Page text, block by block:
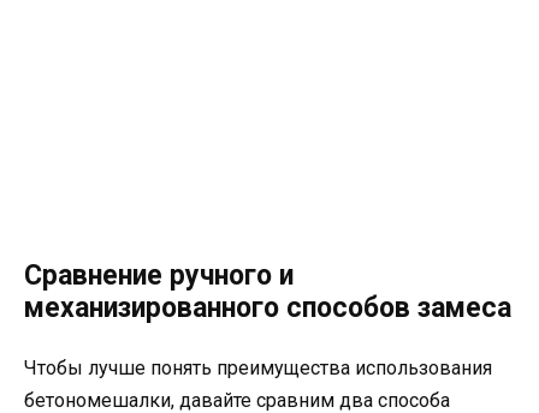
Сравнение ручного и
механизированного способов замеса
Чтобы лучше понять преимущества использования
бетономешалки, давайте сравним два способа